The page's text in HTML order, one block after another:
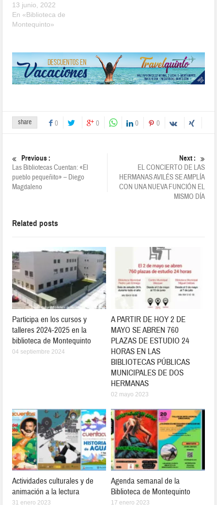
13 junio, 2022
En «Biblioteca de
Montequinto»
share 0 0 0 0
Previous :
Las Bibliotecas Cuentan: «El
pueblo pequeñito» – Diego
Magdaleno
Next :
EL CONCIERTO DE LAS
HERMANAS AVILÉS SE AMPLÍA
CON UNA NUEVA FUNCIÓN EL
MISMO DÍA
Related posts
Participa en los cursos y
talleres 2024-2025 en la
biblioteca de Montequinto
04 septiembre 2024
A PARTIR DE HOY 2 DE
MAYO SE ABREN 760
PLAZAS DE ESTUDIO 24
HORAS EN LAS
BIBLIOTECAS PÚBLICAS
MUNICIPALES DE DOS
HERMANAS
02 mayo 2023
Actividades culturales y de
animación a la lectura
31 enero 2023
Agenda semanal de la
Biblioteca de Montequinto
17 enero 2023